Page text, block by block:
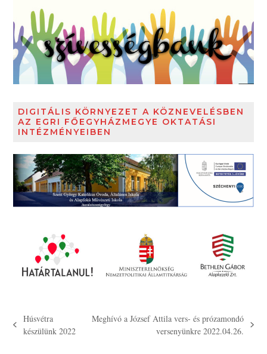
DIGITÁLIS KÖRNYEZET A KÖZNEVELÉSBEN
AZ EGRI FŐEGYHÁZMEGYE OKTATÁSI
INTÉZMÉNYEIBEN
previous
Húsvétra
készülünk 2022
Meghívó a József Attila vers- és prózamondó
versenyünkre 2022.04.26.